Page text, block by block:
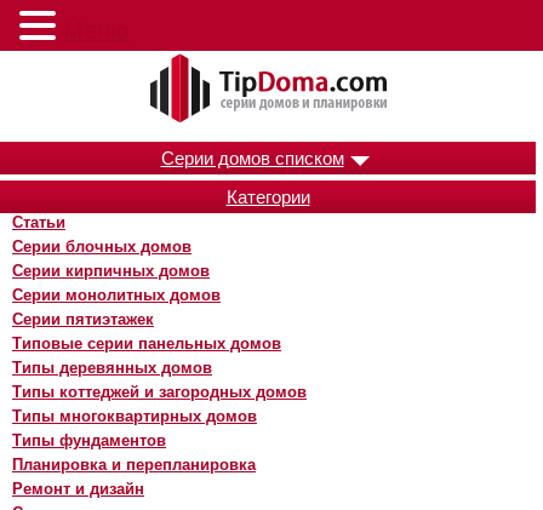
Серии домов списком
Категории
Статьи
Серии блочных домов
Серии кирпичных домов
Серии монолитных домов
Серии пятиэтажек
Типовые серии панельных домов
Типы деревянных домов
Типы коттеджей и загородных домов
Типы многоквартирных домов
Типы фундаментов
Планировка и перепланировка
Ремонт и дизайн